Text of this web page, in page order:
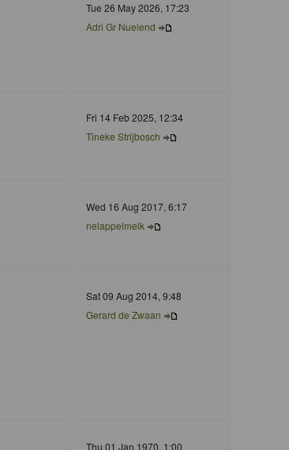
Tue 26 May 2026, 17:23
Adri Gr Nuelend
Fri 14 Feb 2025, 12:34
Tineke Strijbosch
Wed 16 Aug 2017, 6:17
nelappelmelk
Sat 09 Aug 2014, 9:48
Gerard de Zwaan
Thu 01 Jan 1970, 1:00